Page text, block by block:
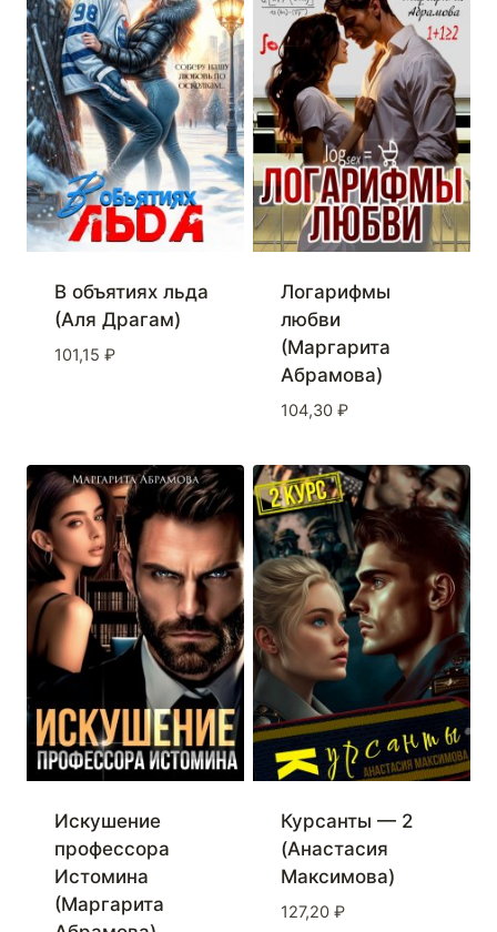
В объятиях льда
(Аля Драгам)
101,15 ₽
Логарифмы
любви
(Маргарита
Абрамова)
104,30 ₽
Искушение
профессора
Истомина
(Маргарита
Курсанты — 2
(Анастасия
Максимова)
127,20 ₽